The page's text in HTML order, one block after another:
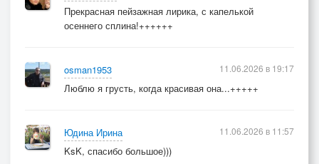
Прекрасная пейзажная лирика, с капелькой
осеннего сплина!++++++
osman1953
Люблю я грусть, когда красивая она...+++++
11.06.2026 в 19:17
Юдина Ирина
KsK, спасибо большое)))
11.06.2026 в 11:57